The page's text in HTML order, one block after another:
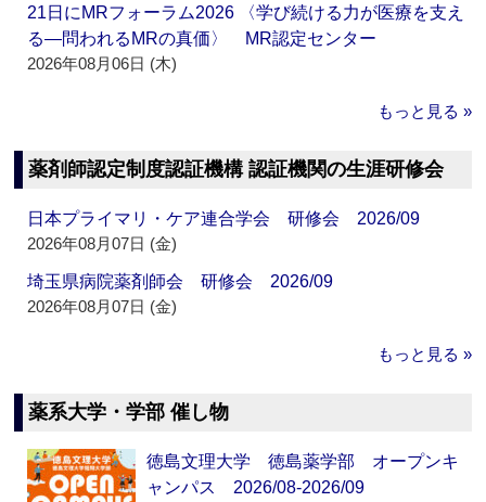
21日にMRフォーラム2026 〈学び続ける力が医療を支え
る―問われるMRの真価〉 MR認定センター
2026年08月06日 (木)
もっと見る »
薬剤師認定制度認証機構 認証機関の生涯研修会
日本プライマリ・ケア連合学会 研修会 2026/09
2026年08月07日 (金)
埼玉県病院薬剤師会 研修会 2026/09
2026年08月07日 (金)
もっと見る »
薬系大学・学部 催し物
徳島文理大学 徳島薬学部 オープンキ
ャンパス 2026/08-2026/09